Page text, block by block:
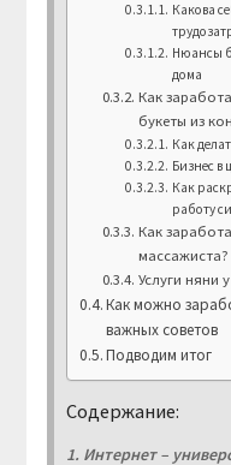
Какова
Нюансы
дома
Как
букеты из
Как
Бизнес в
Как
работу
Как
массажиста?
Услуги няни
Как можно
важных советов
Подводим итог
Содержание:
1. Интернет –